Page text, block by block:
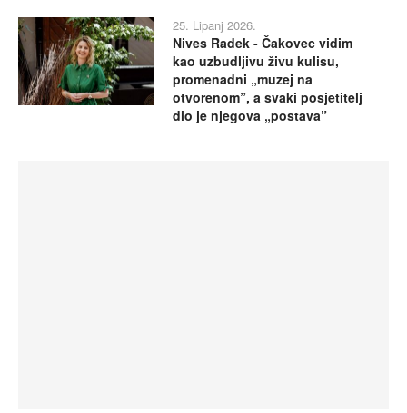
25. Lipanj 2026.
Nives Radek - Čakovec vidim
kao uzbudljivu živu kulisu,
promenadni „muzej na
otvorenom”, a svaki posjetitelj
dio je njegova „postava”